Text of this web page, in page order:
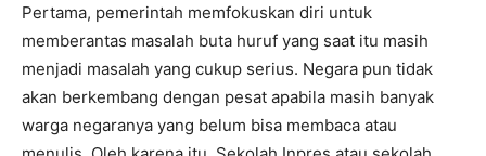
Pertama, pemerintah memfokuskan diri untuk
memberantas masalah buta huruf yang saat itu masih
menjadi masalah yang cukup serius. Negara pun tidak
akan berkembang dengan pesat apabila masih banyak
warga negaranya yang belum bisa membaca atau